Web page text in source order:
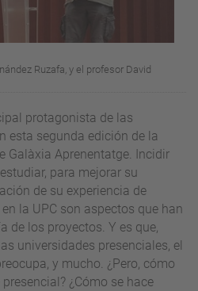
Ruzafa, y el profesor David
protagonista de las
esta segunda edición de la
Galàxia Aprenentatge. Incidir
para mejorar su
de su experiencia de
la UPC son aspectos que han
de los proyectos. Y es que,
universidades presenciales, el
y mucho. ¿Pero, cómo
¿Cómo se hace